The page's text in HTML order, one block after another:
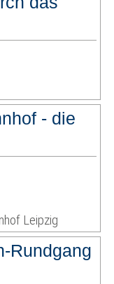
- die
Leipzig
Rundgang